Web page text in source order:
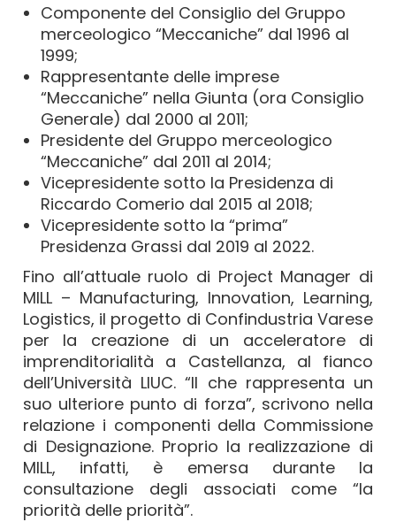
Componente del Consiglio del Gruppo
merceologico “Meccaniche” dal 1996 al
1999;
Rappresentante delle imprese
“Meccaniche” nella Giunta (ora Consiglio
Generale) dal 2000 al 2011;
Presidente del Gruppo merceologico
“Meccaniche” dal 2011 al 2014;
Vicepresidente sotto la Presidenza di
Riccardo Comerio dal 2015 al 2018;
Vicepresidente sotto la “prima”
Presidenza Grassi dal 2019 al 2022.
Fino all’attuale ruolo di Project Manager di
MILL – Manufacturing, Innovation, Learning,
Logistics, il progetto di Confindustria Varese
per la creazione di un acceleratore di
imprenditorialità a Castellanza, al fianco
dell’Università LIUC. “Il che rappresenta un
suo ulteriore punto di forza”, scrivono nella
relazione i componenti della Commissione
di Designazione. Proprio la realizzazione di
MILL, infatti, è emersa durante la
consultazione degli associati come “la
priorità delle priorità”.